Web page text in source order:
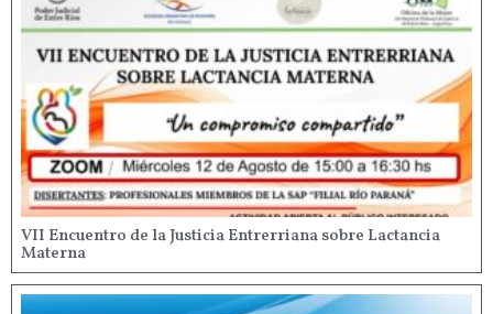
VII Encuentro de la Justicia Entrerriana sobre Lactancia
Materna